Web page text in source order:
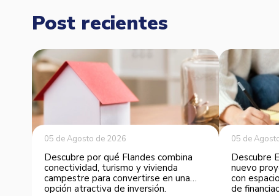
Post recientes
05 de Agosto de 2026
Descubre por qué Flandes combina
conectividad, turismo y vivienda
campestre para convertirse en una
opción atractiva de inversión.
05 de
Descubre
nuevo
con
de